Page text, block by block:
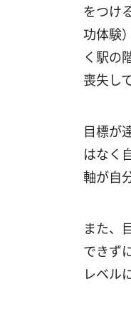
をつけ
功体験
く駅の
喪失し
目標が
はなく
軸が自
また、
できず
レベル